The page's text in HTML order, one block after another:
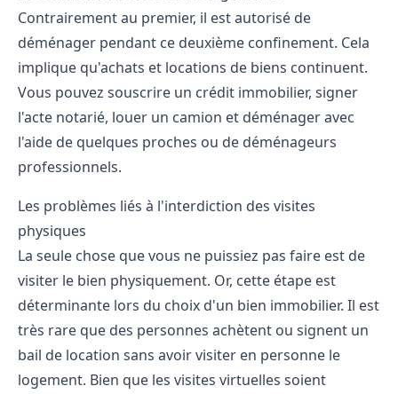
Contrairement au premier, il est autorisé de
déménager pendant ce deuxième confinement. Cela
implique qu'achats et locations de biens continuent.
Vous pouvez souscrire un crédit immobilier, signer
l'acte notarié, louer un camion et déménager avec
l'aide de quelques proches ou de déménageurs
professionnels.
Les problèmes liés à l'interdiction des visites
physiques
La seule chose que vous ne puissiez pas faire est de
visiter le bien physiquement. Or, cette étape est
déterminante lors du choix d'un bien immobilier. Il est
très rare que des personnes achètent ou signent un
bail de location sans avoir visiter en personne le
logement. Bien que les visites virtuelles soient